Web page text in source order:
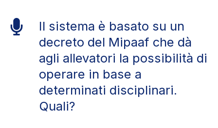
Il sistema è basato su un
decreto del Mipaaf che dà
agli allevatori la possibilità di
operare in base a
determinati disciplinari.
Quali?